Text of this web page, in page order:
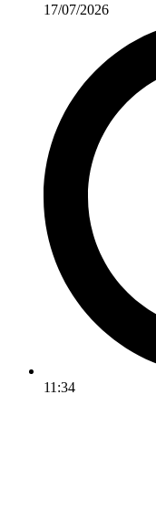
17/07/2026
11:34